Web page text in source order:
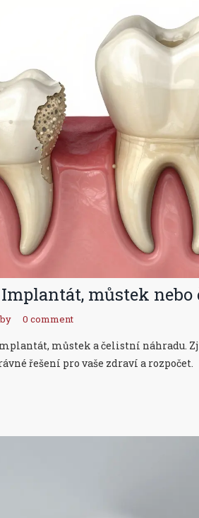
můstek
0 comment
můstek a čelistní náhradu.
řešení pro vaše zdraví a rozpočet.